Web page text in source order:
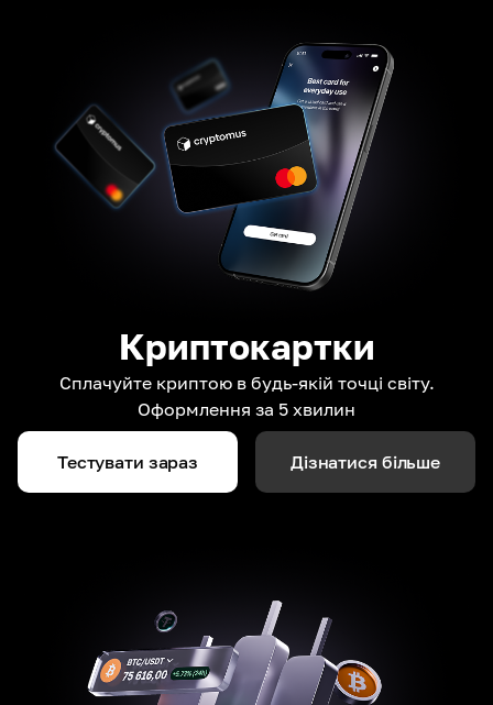
Криптокартки
Сплачуйте криптою в будь-якій точці світу.
Оформлення за 5 хвилин
Тестувати зараз Дізнатися більше